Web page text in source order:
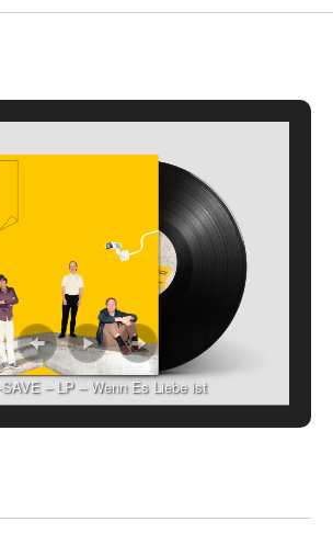
– LP – Wenn Es Liebe ist